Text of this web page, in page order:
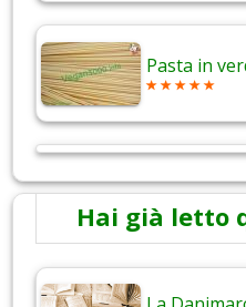
Pasta in
Hai già letto